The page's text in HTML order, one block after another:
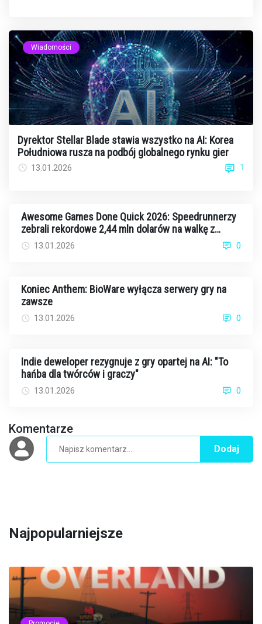
Wiadomości
Dyrektor Stellar Blade stawia wszystko na AI: Korea
Południowa rusza na podbój globalnego rynku gier
13.01.2026 1
Awesome Games Done Quick 2026: Speedrunnerzy
zebrali rekordowe 2,44 mln dolarów na walkę z
rakiem13.01.2026 0
Koniec Anthem: BioWare wyłącza serwery gry na
zawsze
13.01.2026 0
Indie deweloper rezygnuje z gry opartej na AI: "To
hańba dla twórców i graczy"
13.01.2026 0
Komentarze
Dodaj
Najpopularniejsze